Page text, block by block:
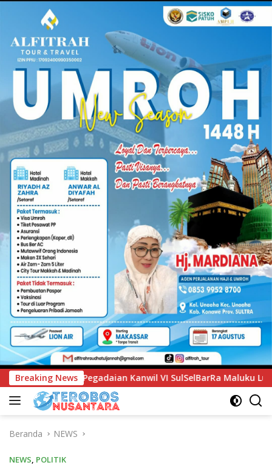
Breaking News
VI SulSelBarRa Maluku Luncurkan Program PANDE EMAS
Beranda NEWS
NEWS, POLITIK